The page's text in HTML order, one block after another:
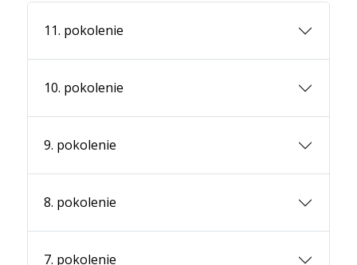
11. pokolenie
10. pokolenie
9. pokolenie
8. pokolenie
7. pokolenie